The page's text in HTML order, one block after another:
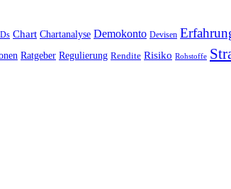
Chart Chartanalyse Demokonto Devisen
Ratgeber Regulierung Rendite Risiko Rohstoffe